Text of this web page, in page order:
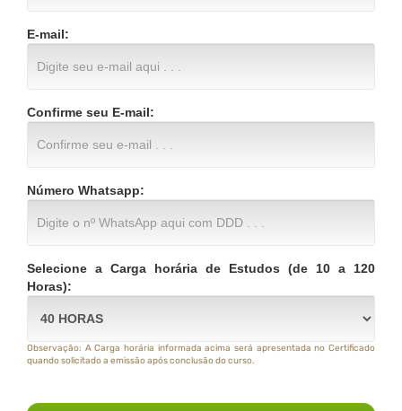
E-mail:
Confirme seu E-mail:
Número Whatsapp:
Selecione a Carga horária de Estudos (de 10 a 120
Horas):
Observação: A Carga horária informada acima será apresentada no Certificado
quando solicitado a emissão após conclusão do curso.